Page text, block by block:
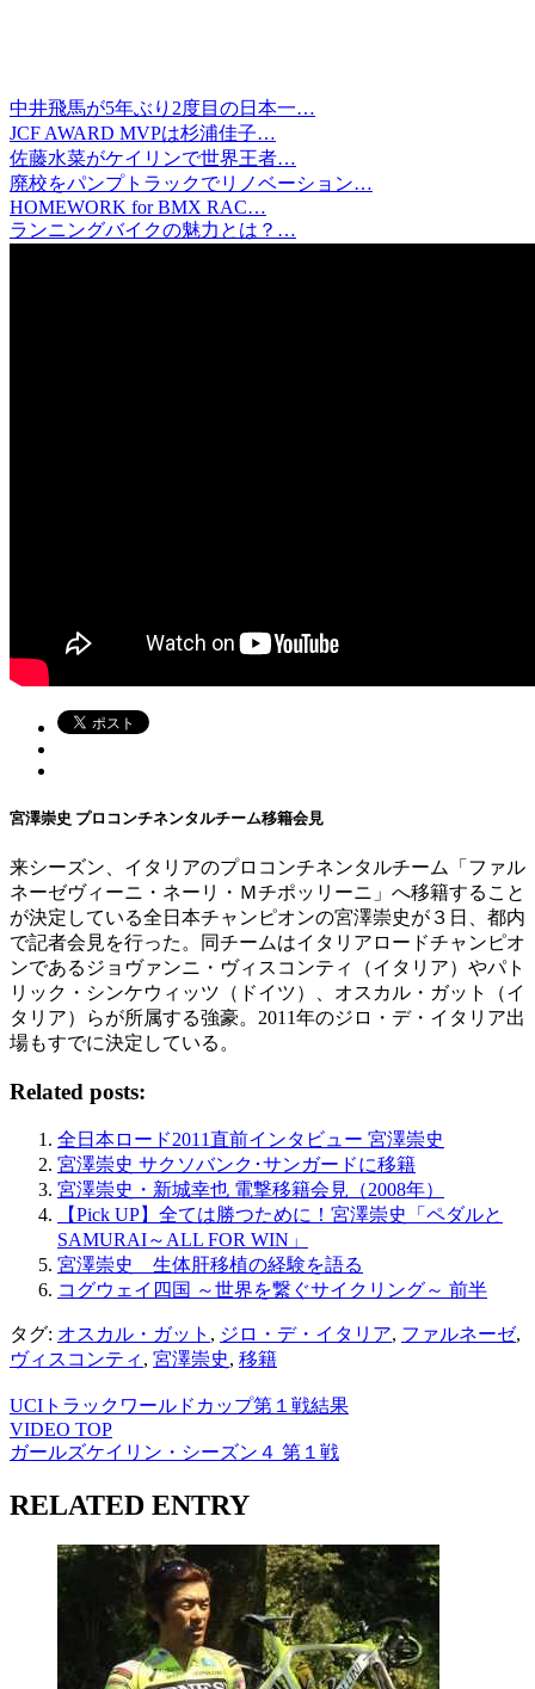
中井飛馬が5年ぶり2度目の日本一…
JCF AWARD MVPは杉浦佳子…
佐藤水菜がケイリンで世界王者…
廃校をパンプトラックでリノベーション…
HOMEWORK for BMX RAC…
ランニングバイクの魅力とは？…
宮澤崇史 プロコンチネンタルチーム移籍会見
来シーズン、イタリアのプロコンチネンタルチーム「ファル
ネーゼヴィーニ・ネーリ・Ｍチポッリーニ」へ移籍すること
が決定している全日本チャンピオンの宮澤崇史が３日、都内
で記者会見を行った。同チームはイタリアロードチャンピオ
ンであるジョヴァンニ・ヴィスコンティ（イタリア）やパト
リック・シンケウィッツ（ドイツ）、オスカル・ガット（イ
タリア）らが所属する強豪。2011年のジロ・デ・イタリア出
場もすでに決定している。
Related posts:
全日本ロード2011直前インタビュー 宮澤崇史
宮澤崇史 サクソバンク･サンガードに移籍
宮澤崇史・新城幸也 電撃移籍会見（2008年）
【Pick UP】全ては勝つために！宮澤崇史「ペダルと
SAMURAI～ALL FOR WIN」
宮澤崇史 生体肝移植の経験を語る
コグウェイ四国 ～世界を繋ぐサイクリング～ 前半
タグ: オスカル・ガット , ジロ・デ・イタリア, ファルネーゼ,
ヴィスコンティ , 宮澤崇史, 移籍
UCIトラックワールドカップ第１戦結果
VIDEO TOP
ガールズケイリン・シーズン４ 第１戦
RELATED ENTRY